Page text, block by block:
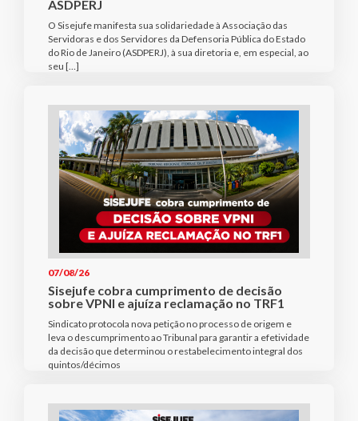
ASDPERJ
O Sisejufe manifesta sua solidariedade à Associação das
Servidoras e dos Servidores da Defensoria Pública do Estado
do Rio de Janeiro (ASDPERJ), à sua diretoria e, em especial, ao
seu […]
07/08/26
Sisejufe cobra cumprimento de decisão
sobre VPNI e ajuíza reclamação no TRF1
Sindicato protocola nova petição no processo de origem e
leva o descumprimento ao Tribunal para garantir a efetividade
da decisão que determinou o restabelecimento integral dos
quintos/décimos